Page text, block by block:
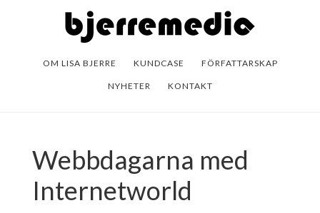
OM LISA BJERRE KUNDCASE FÖRFATTARSKAP
NYHETER KONTAKT
Webbdagarna med
Internetworld